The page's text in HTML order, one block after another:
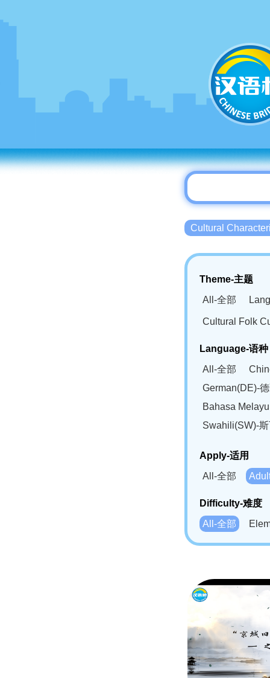
Cultural
Theme-主题
All-全部
Cultural Folk
Language-语种
All-全部
German(DE)-
Bahasa
Swahili(SW)-
Apply-适用
All-全部
Difficulty-难度
All-全部